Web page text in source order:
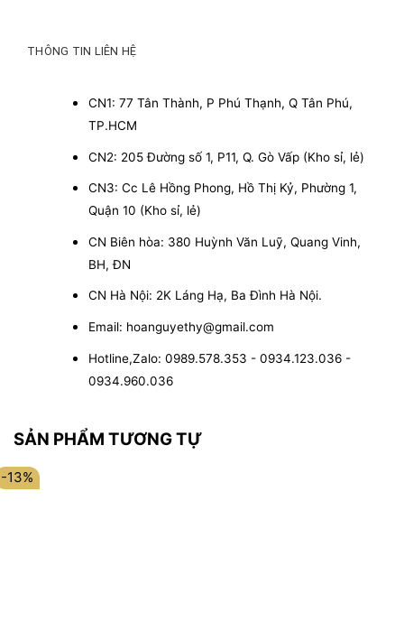
THÔNG TIN LIÊN HỆ
CN1: 77 Tân Thành, P Phú Thạnh, Q Tân Phú,
TP.HCM
CN2: 205 Đường số 1, P11, Q. Gò Vấp (Kho sỉ, lẻ)
CN3: Cc Lê Hồng Phong, Hồ Thị Kỷ, Phường 1,
Quận 10 (Kho sỉ, lẻ)
CN Biên hòa: 380 Huỳnh Văn Luỹ, Quang Vinh,
BH, ĐN
CN Hà Nội: 2K Láng Hạ, Ba Đình Hà Nội.
Email: hoanguyethy@gmail.com
Hotline,Zalo: 0989.578.353 - 0934.123.036 -
0934.960.036
SẢN PHẨM TƯƠNG TỰ
-13%